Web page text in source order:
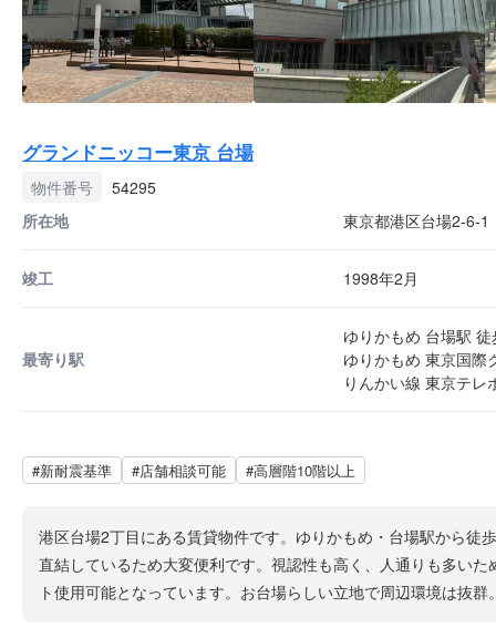
グランドニッコー東京 台場
物件番号
54295
所在地
東京都港区台場2-6-1
竣工 1998年2月
最寄り駅
ゆりかもめ 台場駅
ゆりかもめ 東京国際
りんかい線 東京テレ
#新耐震基準 #店舗相談可能 #高層階10階以上
港区台場2丁目にある賃貸物件です。ゆりかもめ・台場駅から徒
直結しているため大変便利です。視認性も高く、人通りも多い
ト使用可能となっています。お台場らしい立地で周辺環境は抜